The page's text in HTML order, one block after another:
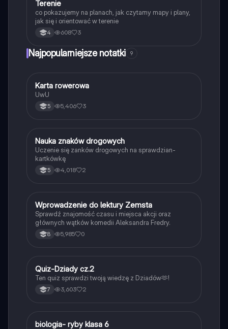
Terenie
co pokazujemy na planach, jak czytamy mapy i plany,
jak się i orientować w terenie
4 608 3
Najpopularniejsze notatki 9
KTechnika
Karta rowerowa
UwU
5 5,406 3
NTechnika
Nauka znaków drogowych
Uczenie się zanków drogowych na sprawdzian-
kartkówkę
5 4,018 2
WJęzyk polski
Wprowadzenie do lektury Zemsta
Sprawdź znajomość czasu i miejsca akcji oraz
głównych wątków komedii Aleksandra Fredry.
8 5,985 0
QJęzyk polski
Quiz-Dziady cz.2
Ten quiz sprawdzi twoją wiedzę z Dziadów🫶!
7 3,603 2
BBiologia
biologia- ryby klasa 6